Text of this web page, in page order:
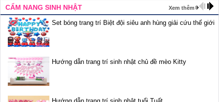
CẨM NANG SINH NHẬT Xem thêm
Set bóng trang trí Biệt đội siêu anh hùng giải cứu thế giới
Hướng dẫn trang trí sinh nhật chủ đề mèo Kitty